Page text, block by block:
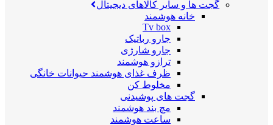
گجت ها و سایر کالاهای دیجیتال
خانه هوشمند
Tv box
جارو رباتیک
جارو شارژی
ترازو هوشمند
ظرف غذای هوشمند حیوانات خانگی
مخلوط کن
گجت های پوشیدنی
مچ بند هوشمند
ساعت هوشمند